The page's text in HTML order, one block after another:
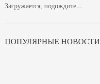
Загружается, подождите...
ПОПУЛЯРНЫЕ НОВОСТИ